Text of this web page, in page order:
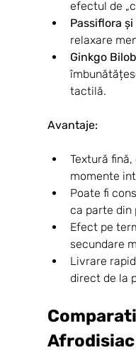
efectul de
Passiflora
relaxare
Ginkgo
tactilă.
Avantaje:
Textură
momente
Poate fi
ca parte din
Efect pe
secundare
Livrare
direct de la
Afrodisiac